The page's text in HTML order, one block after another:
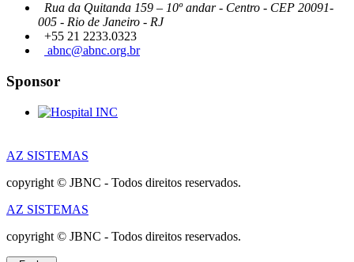
Rua da Quitanda 159 – 10º andar - Centro - CEP 20091-
005 - Rio de Janeiro - RJ
+55 21 2233.0323
abnc@abnc.org.br
Sponsor
AZ SISTEMAS
copyright © JBNC - Todos direitos reservados.
AZ SISTEMAS
copyright © JBNC - Todos direitos reservados.